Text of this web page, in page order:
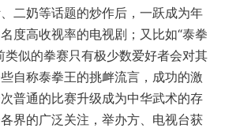
二奶等话题的炒作后，一跃成为年
度高收视率的电视剧；又比如“泰拳
类似的拳赛只有极少数爱好者会对其
自称泰拳王的挑衅流言，成功的激
普通的比赛升级成为中华武术的存
界的广泛关注，举办方、电视台获